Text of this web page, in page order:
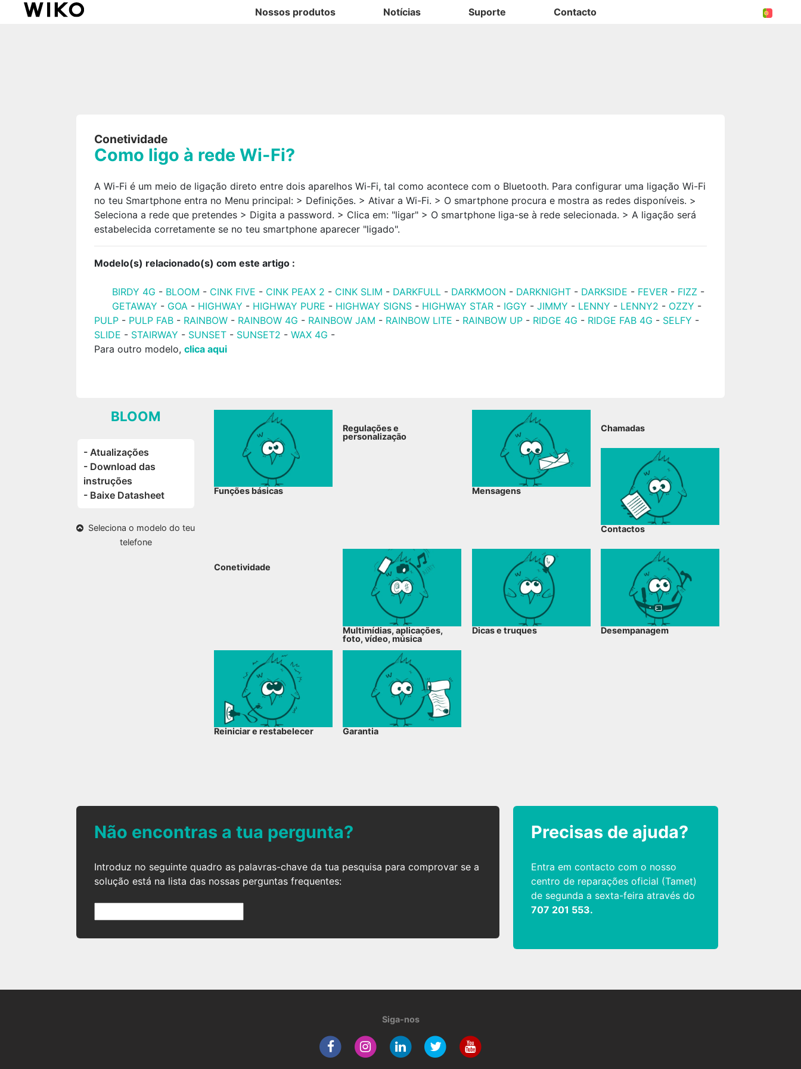
Nossos produtos Notícias Suporte Contacto
Conetividade
Como ligo à rede Wi-Fi?
A Wi-Fi é um meio de ligação direto entre dois aparelhos Wi-Fi, tal como acontece com o Bluetooth. Para configurar uma ligação Wi-Fi
no teu Smartphone entra no Menu principal: > Definições. > Ativar a Wi-Fi. > O smartphone procura e mostra as redes disponíveis. >
Seleciona a rede que pretendes > Digita a password. > Clica em: "ligar" > O smartphone liga-se à rede selecionada. > A ligação será
estabelecida corretamente se no teu smartphone aparecer "ligado".
Modelo(s) relacionado(s) com este artigo :
BIRDY 4G - BLOOM - CINK FIVE - CINK PEAX 2 - CINK SLIM - DARKFULL - DARKMOON - DARKNIGHT - DARKSIDE - FEVER - FIZZ -
GETAWAY - GOA - HIGHWAY - HIGHWAY PURE - HIGHWAY SIGNS - HIGHWAY STAR - IGGY -JIMMY - LENNY - LENNY2 - OZZY -
PULP - PULP FAB - RAINBOW - RAINBOW 4G - RAINBOW JAM - RAINBOW LITE - RAINBOW UP - RIDGE 4G - RIDGE FAB 4G - SELFY -
SLIDE - STAIRWAY - SUNSET - SUNSET2 -WAX 4G -
Para outro modelo,clica aqui
BLOOM
- Atualizações
- Download das
instruções
- Baixe Datasheet
Seleciona o modelo do teu
telefone
Funções básicas
Regulações e
personalização
Mensagens
Chamadas
Contactos
Conetividade
Multimídias, aplicações,
foto, vídeo, música
Dicas e truques Desempanagem
Reiniciar e restabelecer Garantia
Não encontras a tua pergunta?
Introduz no seguinte quadro as palavras-chave da tua pesquisa para comprovar se a
solução está na lista das nossas perguntas frequentes:
Precisas de ajuda?
Entra em contacto com o nosso
centro de reparações oficial (Tamet)
de segunda a sexta-feira através do
707 201 553.
Siga-nos